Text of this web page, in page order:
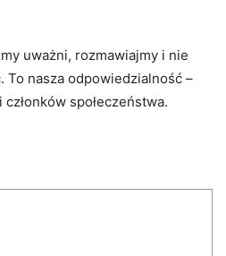
uważni, rozmawiajmy i nie
To nasza odpowiedzialność –
społeczeństwa.